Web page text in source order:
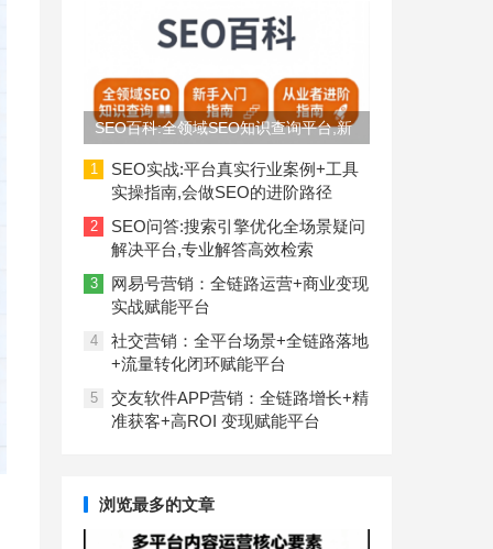
SEO百科:全领域SEO知识查询平台,新
手入门到从业者进阶指南
1
SEO实战:平台真实行业案例+工具
实操指南,会做SEO的进阶路径
2
SEO问答:搜索引擎优化全场景疑问
解决平台,专业解答高效检索
3
网易号营销：全链路运营+商业变现
实战赋能平台
4
社交营销：全平台场景+全链路落地
+流量转化闭环赋能平台
5
交友软件APP营销：全链路增长+精
准获客+高ROI 变现赋能平台
浏览最多的文章